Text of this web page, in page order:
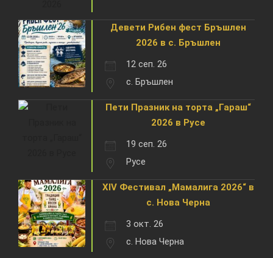
Девети Рибен фест Бръшлен
2026 в с. Бръшлен
12 сеп. 26
с. Бръшлен
Пети Празник на торта „Гараш“
2026 в Русе
19 сеп. 26
Русе
XIV Фестивал „Мамалига 2026“ в
с. Нова Черна
3 окт. 26
с. Нова Черна